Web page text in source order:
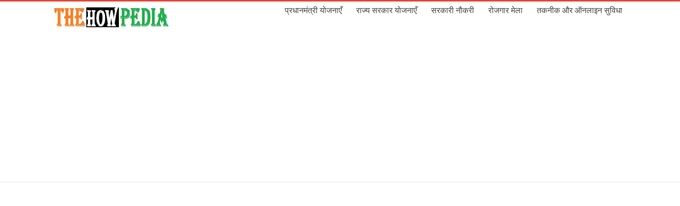
प्रधानमंत्री योजनाएँ राज्य सरकार योजनाएँ सरकारी नौकरी रोजगार मेला तकनीक और ऑनलाइन सुविधा